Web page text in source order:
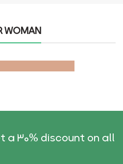
WOMAN
a 30% discount on all